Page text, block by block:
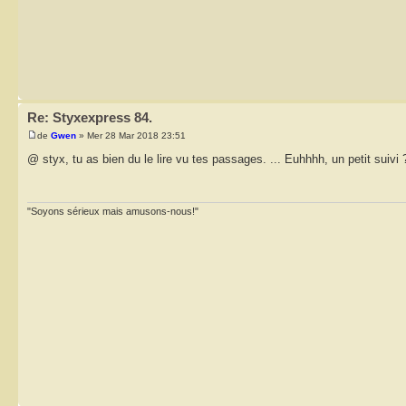
Re: Styxexpress 84.
de Gwen » Mer 28 Mar 2018 23:51
@ styx, tu as bien du le lire vu tes passages. ... Euhhhh, un petit suivi
"Soyons sérieux mais amusons-nous!"